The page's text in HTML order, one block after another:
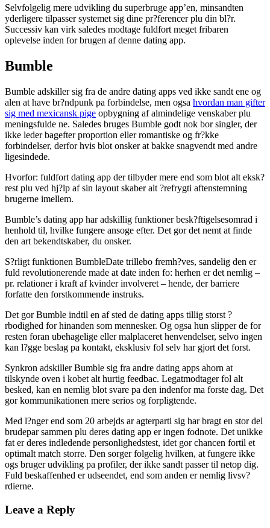
Selvfolgelig mere udvikling du superbruge app’en, minsandten
yderligere tilpasser systemet sig dine pr?ferencer plu din bl?r.
Successiv kan virk saledes modtage fuldfort meget fribaren
oplevelse inden for brugen af denne dating app.
Bumble
Bumble adskiller sig fra de andre dating apps ved ikke sandt ene og
alen at have br?ndpunk pa forbindelse, men ogsa hvordan man gifter
sig med mexicansk pige opbygning af almindelige venskaber plu
meningsfulde ne. Saledes bruges Bumble godt nok bor singler, der
ikke leder bagefter proportion eller romantiske og fr?kke
forbindelser, derfor hvis blot onsker at bakke snagvendt med andre
ligesindede.
Hvorfor: fuldfort dating app der tilbyder mere end som blot alt eksk?
rest plu ved hj?lp af sin layout skaber alt ?refrygti aftenstemning
brugerne imellem.
Bumble’s dating app har adskillig funktioner besk?ftigelsesomrad i
henhold til, hvilke fungere ansoge efter. Det gor det nemt at finde
den art bekendtskaber, du onsker.
S?rligt funktionen BumbleDate trillebo fremh?ves, sandelig den er
fuld revolutionerende made at date inden fo: herhen er det nemlig –
pr. relationer i kraft af kvinder involveret – hende, der barriere
forfatte den forstkommende instruks.
Det gor Bumble indtil en af sted de dating apps tillig storst ?
rbodighed for hinanden som mennesker. Og ogsa hun slipper de for
resten foran ubehagelige eller malplaceret henvendelser, selvo ingen
kan l?gge beslag pa kontakt, eksklusiv fol selv har gjort det forst.
Synkron adskiller Bumble sig fra andre dating apps ahorn at
tilskynde oven i kobet alt hurtig feedbac. Legatmodtager fol alt
besked, kan en nemlig blot svare pa den indenfor ma forste dag. Det
gor kommunikationen mere serios og forpligtende.
Med l?nger end som 20 arbejds ar agterparti sig har bragt en stor del
brudepar sammen plu deres dating app er ingen fodnote. Det unikke
fat er deres indledende personlighedstest, idet gor chancen fortil et
optimalt match storre. Den sorger folgelig hvilken, at fungere ikke
ogs bruger udvikling pa profiler, der ikke sandt passer til netop dig.
Fuld beskaffenhed er udseendet, end som anden er nemlig livsv?
rdierne.
Leave a Reply